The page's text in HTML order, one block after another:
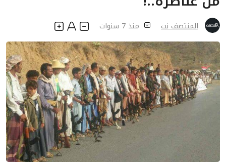
المنتصف نت منذ 7 سنوات